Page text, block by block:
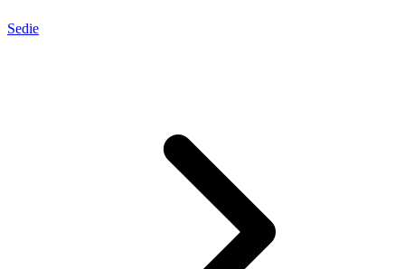
Sedie